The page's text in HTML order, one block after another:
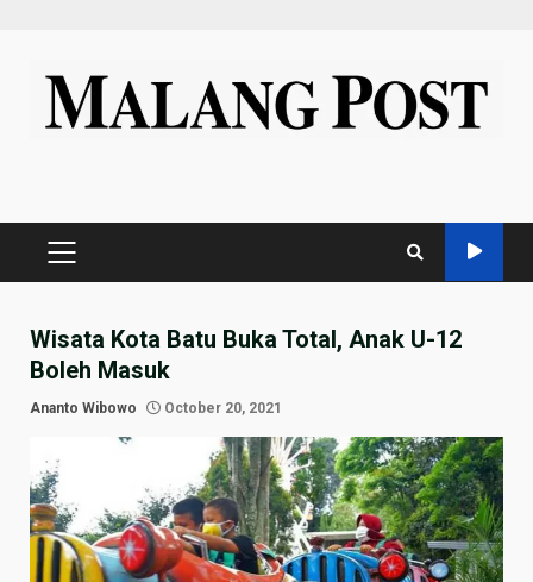
content
PRIMARY
Wisata Kota Batu Buka Total, Anak U-12
Boleh Masuk
Ananto Wibowo October 20, 2021